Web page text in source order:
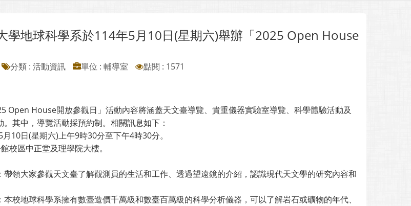
學地球科學系於114年5月10日(星期六)舉辦「2025 Open House
分類 : 活動資訊 單位 : 輔導室
點閱 : 1571
Open House開放參觀日」活動內容將涵蓋天文臺導覽、貴重儀器實驗室導覽、科學體驗活動及
。其中，導覽活動採預約制。相關訊息如下：
10日(星期六)上午9時30分至下午4時30分。
校區中正堂及理學院大樓。
帶領大家參觀天文臺了解觀測員的生活和工作、透過望遠鏡的介紹，認識現代天文學的研究內容和
本校地球科學系擁有數臺造價千萬級和數臺百萬級的科學分析儀器，可以了解岩石或礦物的年代、